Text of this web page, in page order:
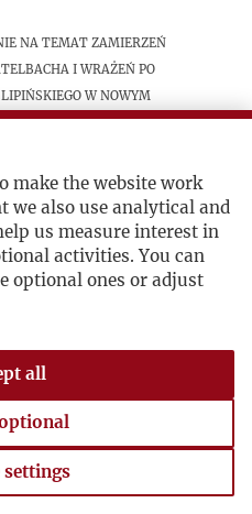
na temat zamierzeń
i wrażeń po
w Nowym
Katelbach
make the website work
we also use analytical and
us measure interest in
activities. You can
optional ones or adjust
all
settings